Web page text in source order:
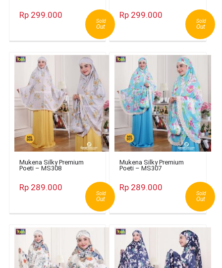
Sold
Out
Rp 299.000
Sold
Out
Rp 299.000
Mukena Silky Premium
Poeti – MS308
Sold
Out
Rp 289.000
Mukena Silky Premium
Poeti – MS307
Sold
Out
Rp 289.000